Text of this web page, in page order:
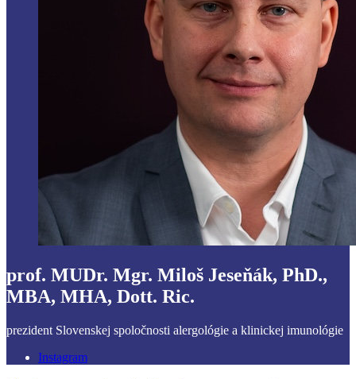
prof. MUDr. Mgr. Miloš Jeseňák, PhD.,
MBA, MHA, Dott. Ric.
prezident Slovenskej spoločnosti alergológie a klinickej imunológie
Instagram